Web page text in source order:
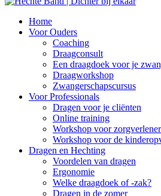
Home
Voor Ouders
Coaching
Draagconsult
Een draagdoek voor je
Draagworkshop
Zwangerschapscursus
Voor Professionals
Dragen voor je cliënten
Online training
Workshop voor
Workshop voor de
Dragen en Hechting
Voordelen van dragen
Ergonomie
Welke draagdoek of -zak?
Dragen in de zomer